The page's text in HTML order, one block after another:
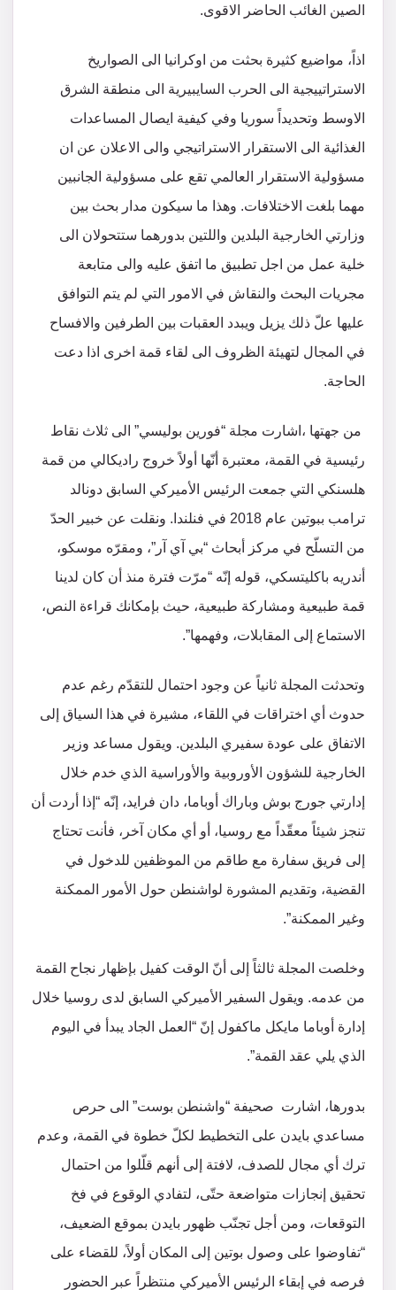
الصين الغائب الحاضر الاقوى.
اذاً، مواضيع كثيرة بحثت من اوكرانيا الى الصواريخ
الاستراتييجية الى الحرب السايبيرية الى منطقة الشرق
الاوسط وتحديداً سوريا وفي كيفية ايصال المساعدات
الغذائية الى الاستقرار الاستراتيجي والى الاعلان عن ان
مسؤولية الاستقرار العالمي تقع على مسؤولية الجانبين
مهما بلغت الاختلافات. وهذا ما سيكون مدار بحث بين
وزارتي الخارجية البلدين واللتين بدورهما ستتحولان الى
خلية عمل من اجل تطبيق ما اتفق عليه والى متابعة
مجريات البحث والنقاش في الامور التي لم يتم التوافق
عليها علّ ذلك يزيل ويبدد العقبات بين الطرفين والافساح
في المجال لتهيئة الظروف الى لقاء قمة اخرى اذا دعت
الحاجة.
من جهتها ،اشارت مجلة “فورين بوليسي” الى ثلاث نقاط
رئيسية في القمة، معتبرة أنّها أولاً خروج راديكالي من قمة
هلسنكي التي جمعت الرئيس الأميركي السابق دونالد
ترامب ببوتين عام 2018 في فنلندا. ونقلت عن خبير الحدّ
من التسلّح في مركز أبحاث “بي آي آر”، ومقرّه موسكو،
أندريه باكليتسكي، قوله إنّه “مرّت فترة منذ أن كان لدينا
قمة طبيعية ومشاركة طبيعية، حيث بإمكانك قراءة النص،
الاستماع إلى المقابلات، وفهمها”.
وتحدثت المجلة ثانياً عن وجود احتمال للتقدّم رغم عدم
حدوث أي اختراقات في اللقاء، مشيرة في هذا السياق إلى
الاتفاق على عودة سفيري البلدين. ويقول مساعد وزير
الخارجية للشؤون الأوروبية والأوراسية الذي خدم خلال
إدارتي جورج بوش وباراك أوباما، دان فرايد، إنّه “إذا أردت أن
تنجز شيئاً معقّداً مع روسيا، أو أي مكان آخر، فأنت تحتاج
إلى فريق سفارة مع طاقم من الموظفين للدخول في
القضية، وتقديم المشورة لواشنطن حول الأمور الممكنة
وغير الممكنة”.
وخلصت المجلة ثالثاً إلى أنّ الوقت كفيل بإظهار نجاح القمة
من عدمه. ويقول السفير الأميركي السابق لدى روسيا خلال
إدارة أوباما مايكل ماكفول إنّ “العمل الجاد يبدأ في اليوم
الذي يلي عقد القمة”.
بدورها، اشارت صحيفة “واشنطن بوست” الى حرص
مساعدي بايدن على التخطيط لكلّ خطوة في القمة، وعدم
ترك أي مجال للصدف، لافتة إلى أنهم قلّلوا من احتمال
تحقيق إنجازات متواضعة حتّى، لتفادي الوقوع في فخ
التوقعات، ومن أجل تجنّب ظهور بايدن بموقع الضعيف،
“تفاوضوا على وصول بوتين إلى المكان أولاً، للقضاء على
فرصه في إبقاء الرئيس الأميركي منتظراً عبر الحضور